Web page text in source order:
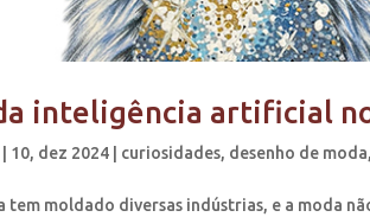
inteligência artificial
10, dez 2024 curiosidades, desenho de moda,
tem moldado diversas indústrias, e a moda